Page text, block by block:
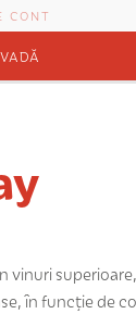
CONT
în funcție de